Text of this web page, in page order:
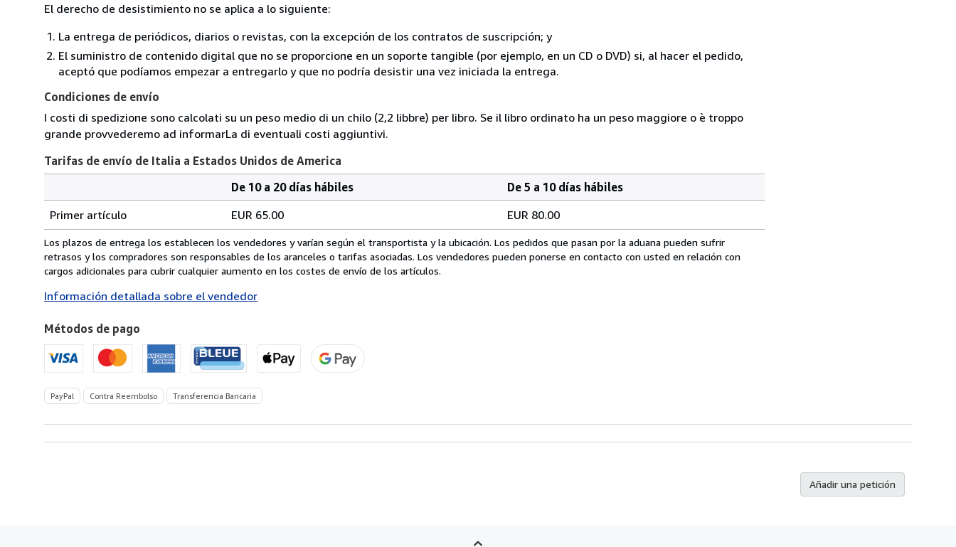
El derecho de desistimiento no se aplica a lo siguiente:
La entrega de periódicos, diarios o revistas, con la excepción de los contratos de suscripción; y
El suministro de contenido digital que no se proporcione en un soporte tangible (por ejemplo, en un CD o DVD) si, al hacer el pedido,
aceptó que podíamos empezar a entregarlo y que no podría desistir una vez iniciada la entrega.
Condiciones de envío
I costi di spedizione sono calcolati su un peso medio di un chilo (2,2 libbre) per libro. Se il libro ordinato ha un peso maggiore o è troppo
grande provvederemo ad informarLa di eventuali costi aggiuntivi.
Tarifas de envío de Italia a Estados Unidos de America
de
envío
de
Italia
Estados
de
America
pedido
De 10 a 20 días hábiles
De 5 a 10 días hábiles
Primer artículo
EUR 65.00 EUR 80.00
Los plazos de entrega los establecen los vendedores y varían según el transportista y la ubicación. Los pedidos que pasan por la aduana pueden sufrir
retrasos y los compradores son responsables de los aranceles o tarifas asociadas. Los vendedores pueden ponerse en contacto con usted en relación con
cargos adicionales para cubrir cualquier aumento en los costes de envío de los artículos.
Información detallada sobre el vendedor
Métodos de pago
PayPal Contra Reembolso Transferencia Bancaria
Añadir una petición